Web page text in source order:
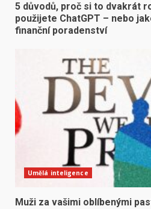
5 důvodů, proč si to dvakrát
použijete ChatGPT – nebo
finanční poradenství
Umělá inteligence
Muži za vašimi oblíbenými